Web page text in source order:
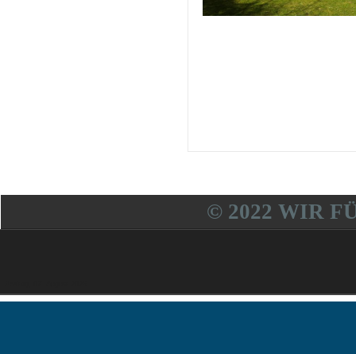
© 2022 WIR